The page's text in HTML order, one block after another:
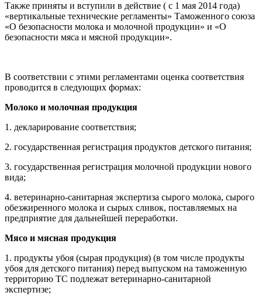
Также приняты и вступили в действие ( c 1 мая 2014 года)
«вертикальные технические регламенты» Таможенного союза
«О безопасности молока и молочной продукции» и «О
безопасности мяса и мясной продукции».
В соответствии с этими регламентами оценка соответствия
проводится в следующих формах:
Молоко и молочная продукция
1. декларирование соответствия;
2. государственная регистрация продуктов детского питания;
3. государственная регистрация молочной продукции нового
вида;
4. ветеринарно-санитарная экспертиза сырого молока, сырого
обезжиренного молока и сырых сливок, поставляемых на
предприятие для дальнейшей переработки.
Мясо и мясная продукция
1. продукты убоя (сырая продукция) (в том числе продукты
убоя для детского питания) перед выпуском на таможенную
территорию ТС подлежат ветеринарно-санитарной
экспертизе;